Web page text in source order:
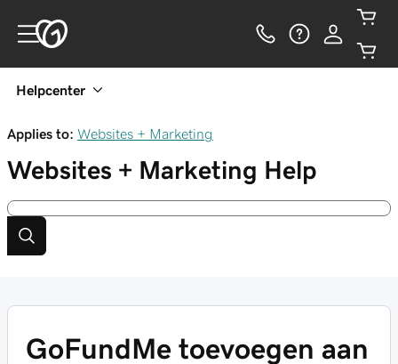
Helpcenter
Applies to: Websites + Marketing
Websites + Marketing Help
GoFundMe toevoegen aan